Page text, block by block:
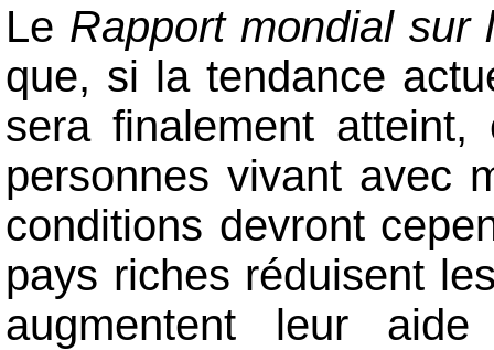
Le Rapport mondial sur
que, si la tendance
sera finalement
personnes vivant avec
conditions devront
pays riches réduisent
augmentent leur